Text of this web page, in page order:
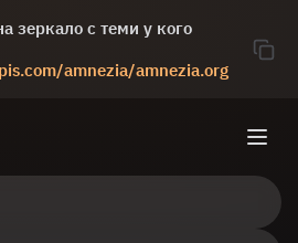
зеркало с теми у кого
amnezia/amnezia.org